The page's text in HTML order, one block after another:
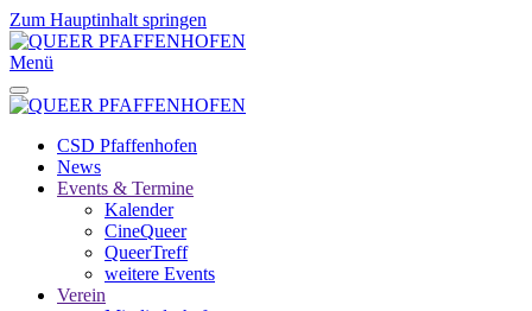
Zum Hauptinhalt springen
Menü
CSD Pfaffenhofen
News
Events & Termine
Kalender
CineQueer
QueerTreff
weitere Events
Verein